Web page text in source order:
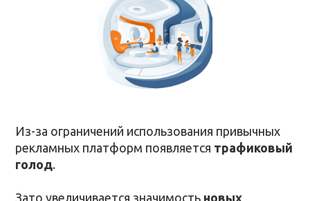
Из-за ограничений использования привычных
рекламных платформ появляется трафиковый
голод.
Зато увеличивается значимость новых
ПРОГРАММА